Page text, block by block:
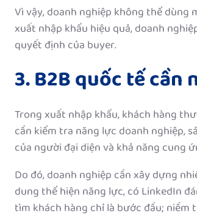
Vì vậy, doanh nghiệp không thể dùng
xuất nhập khẩu hiệu quả, doanh
quyết định của buyer.
3. B2B quốc tế
Trong xuất nhập khẩu, khách hàng
cần kiểm tra năng lực doanh nghiệp,
của người đại diện và khả năng cung
Do đó, doanh nghiệp cần xây dựng
dung thể hiện năng lực, có LinkedIn
tìm khách hàng chỉ là bước đầu;